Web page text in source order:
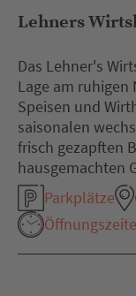
Lehners
Das Lehner's
Lage am ruhigen
Speisen und
saisonalen
frisch gezapften
hausgemachten
Parkplätze